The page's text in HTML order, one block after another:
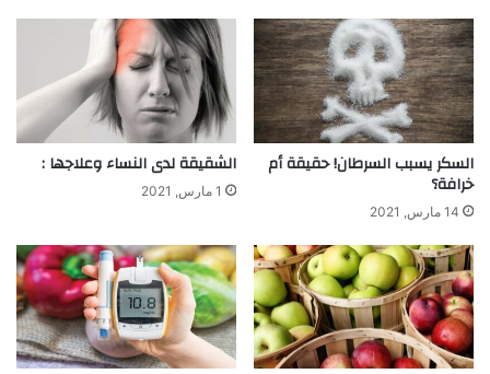
السكر يسبب السرطان! حقيقة أم
خرافة؟
14 مارس, 2021
الشقيقة لدى النساء وعلاجها :
1 مارس, 2021